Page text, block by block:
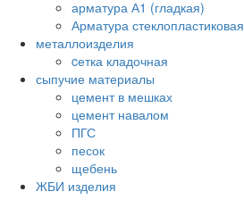
арматура А1 (гладкая)
Арматура стеклопластиковая
металлоизделия
cетка кладочная
сыпучие материалы
цемент в мешках
цемент навалом
ПГС
песок
щебень
ЖБИ изделия